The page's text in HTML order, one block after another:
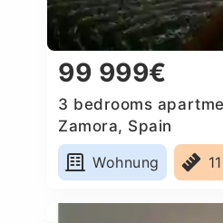
99 999€
3 bedrooms
Zamora, Spain
Wohnung